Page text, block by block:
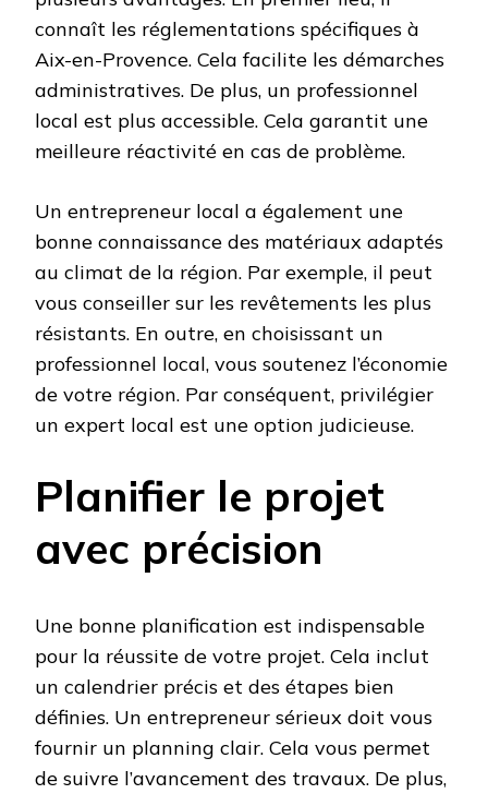
connaît les réglementations spécifiques à
Aix-en-Provence. Cela facilite les démarches
administratives. De plus, un professionnel
local est plus accessible. Cela garantit une
meilleure réactivité en cas de problème.
Un entrepreneur local a également une
bonne connaissance des matériaux adaptés
au climat de la région. Par exemple, il peut
vous conseiller sur les revêtements les plus
résistants. En outre, en choisissant un
professionnel local, vous soutenez l’économie
de votre région. Par conséquent, privilégier
un expert local est une option judicieuse.
Planifier le projet
avec précision
Une bonne planification est indispensable
pour la réussite de votre projet. Cela inclut
un calendrier précis et des étapes bien
définies. Un entrepreneur sérieux doit vous
fournir un planning clair. Cela vous permet
de suivre l’avancement des travaux. De plus,